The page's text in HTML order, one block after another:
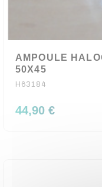
AMPOULE
50X45
H63184
44,90 €